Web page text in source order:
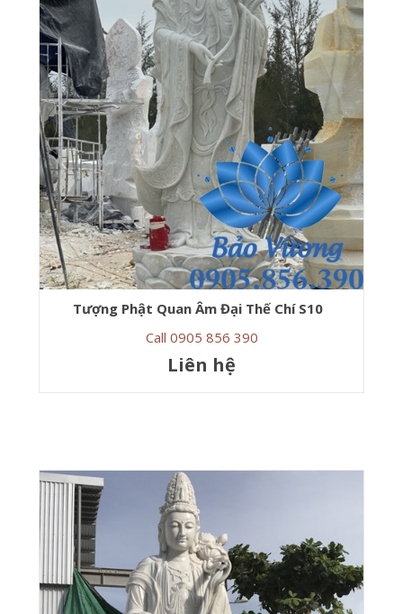
Tượng Phật Quan Âm Đại Thế Chí S10
Call 0905 856 390
Liên hệ